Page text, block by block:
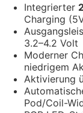
Integrierter
Charging
3.2–4.2 Volt
Moderner
niedrigem
Aktivierung
Pod/Coil-